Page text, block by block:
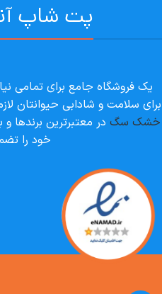
پت شاپ
یک فروشگاه جامع برای تمامی
برای سلامت و شادابی حیوانتان
خشک سگ در معتبرترین برندها
خود را